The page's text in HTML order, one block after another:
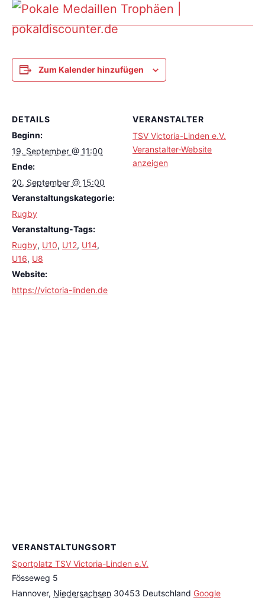
Zum Kalender hinzufügen
DETAILS
Beginn:
19. September @ 11:00
Ende:
20. September @ 15:00
Veranstaltungskategorie:
Rugby
Veranstaltung-Tags:
Rugby, U10, U12, U14,
U16, U8
Website:
https://victoria-linden.de
VERANSTALTER
TSV Victoria-Linden e.V.
Veranstalter-Website
anzeigen
VERANSTALTUNGSORT
Sportplatz TSV Victoria-Linden e.V.
Fösseweg 5
Hannover, Niedersachsen 30453 Deutschland Google